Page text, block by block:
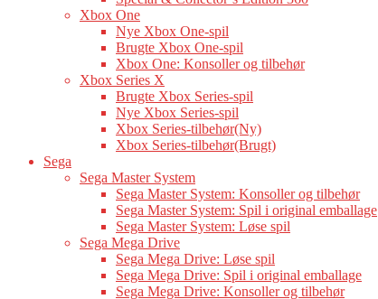
Xbox One
Nye Xbox One-spil
Brugte Xbox One-spil
Xbox One: Konsoller og tilbehør
Xbox Series X
Brugte Xbox Series-spil
Nye Xbox Series-spil
Xbox Series-tilbehør(Ny)
Xbox Series-tilbehør(Brugt)
Sega
Sega Master System
Sega Master System: Konsoller og tilbehør
Sega Master System: Spil i original emballage
Sega Master System: Løse spil
Sega Mega Drive
Sega Mega Drive: Løse spil
Sega Mega Drive: Spil i original emballage
Sega Mega Drive: Konsoller og tilbehør